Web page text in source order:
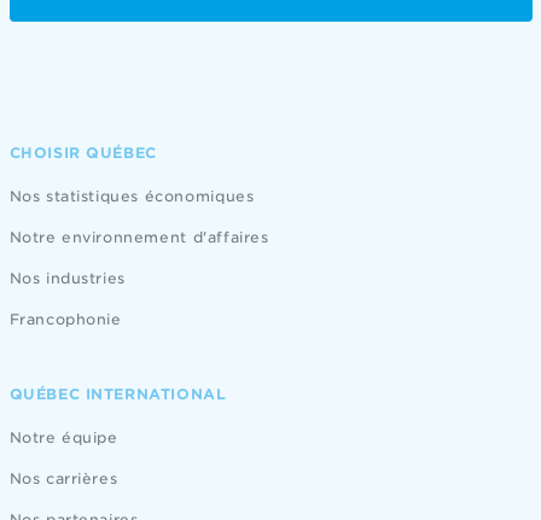
CHOISIR QUÉBEC
Nos statistiques économiques
Notre environnement d'affaires
Nos industries
Francophonie
QUÉBEC INTERNATIONAL
Notre équipe
Nos carrières